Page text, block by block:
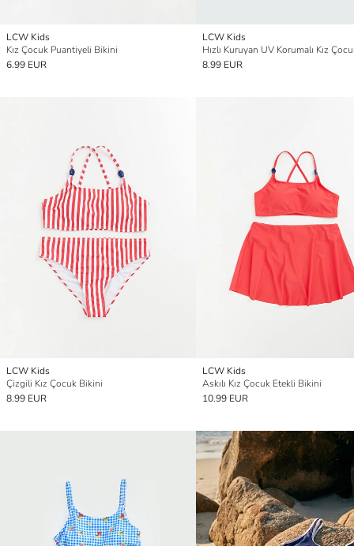
LCW Kids
Kız Çocuk Puantiyeli Bikini
6.99 EUR
LCW Kids
Hızlı Kuruyan UV Korumalı Kız
8.99 EUR
LCW Kids
Çizgili Kız Çocuk Bikini
8.99 EUR
LCW Kids
Askılı Kız Çocuk Etekli Bikini
10.99 EUR